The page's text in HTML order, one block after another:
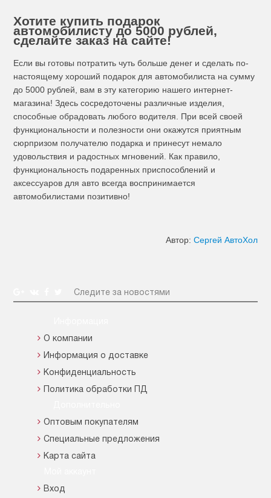
Хотите купить подарок
автомобилисту до 5000 рублей,
сделайте заказ на сайте!
Если вы готовы потратить чуть больше денег и сделать по-
настоящему хороший подарок для автомобилиста на сумму
до 5000 рублей, вам в эту категорию нашего интернет-
магазина! Здесь сосредоточены различные изделия,
способные обрадовать любого водителя. При всей своей
функциональности и полезности они окажутся приятным
сюрпризом получателю подарка и принесут немало
удовольствия и радостных мгновений. Как правило,
функциональность подаренных приспособлений и
аксессуаров для авто всегда воспринимается
автомобилистами позитивно!
Автор: Сергей АвтоХол
Следите за новостями
О компании
Информация о доставке
Конфиденциальность
Политика обработки ПД
Оптовым покупателям
Специальные предложения
Карта сайта
Вход